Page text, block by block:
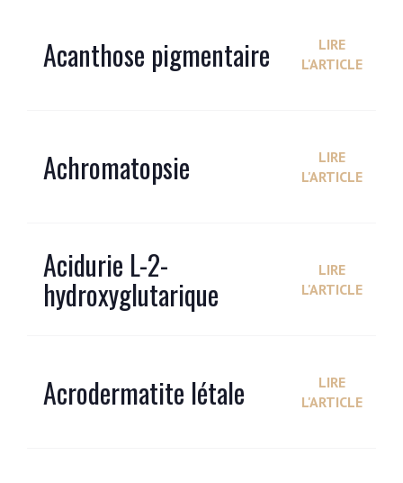
Acanthose pigmentaire
LIRE
L'ARTICLE
Achromatopsie
LIRE
L'ARTICLE
Acidurie L-2-
hydroxyglutarique
LIRE
L'ARTICLE
Acrodermatite létale
LIRE
L'ARTICLE